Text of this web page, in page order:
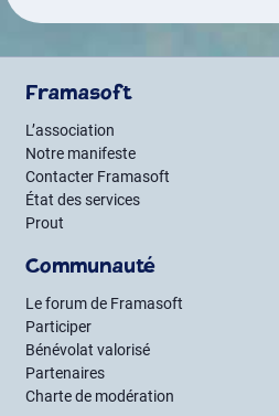
Framasoft
L’association
Notre manifeste
Contacter Framasoft
État des services
Prout
Communauté
Le forum de Framasoft
Participer
Bénévolat valorisé
Partenaires
Charte de modération